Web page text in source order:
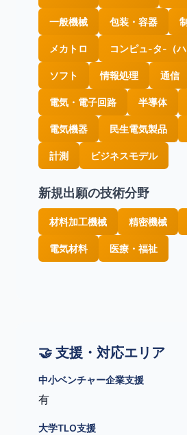
一般機械 包装・容器
メカトロ コンピュ-タ-（ハ
ソフト 情報処理 通信
電気・電子回路 半導体
電気機器 民生電気製品
計測 ビジネスモデル
新規出願の技術分野
材料加工機械 精密機械
電気材料 医療・福祉
🤝 支援・対応エリア
中小ベンチャー企業支援
有
大学TLO支援